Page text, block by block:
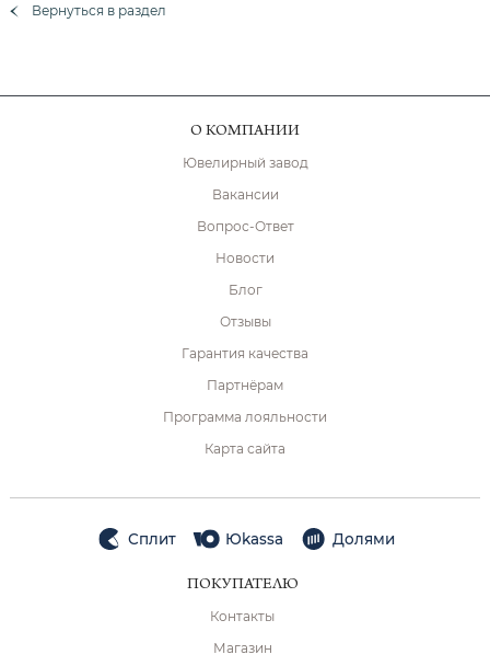
Вернуться в раздел
О КОМПАНИИ
Ювелирный завод
Вакансии
Вопрос-Ответ
Новости
Блог
Отзывы
Гарантия качества
Партнёрам
Программа лояльности
Карта сайта
Сплит Юkassa Долями
ПОКУПАТЕЛЮ
Контакты
Магазин